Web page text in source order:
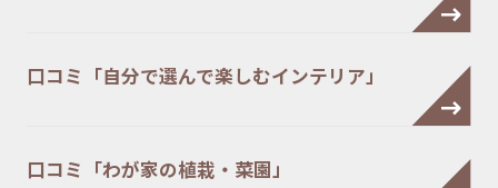
口コミ「自分で選んで楽しむインテリア」
口コミ「わが家の植栽・菜園」